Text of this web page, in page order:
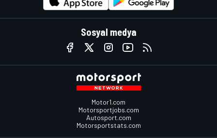
Sosyal medya
Motor1.com
Motorsportjobs.com
Autosport.com
Motorsportstats.com